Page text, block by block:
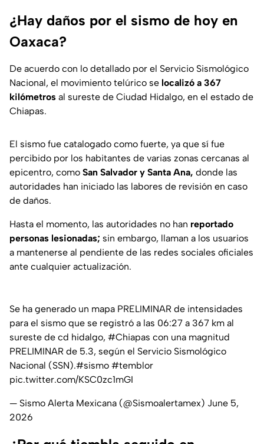
¿Hay daños por el sismo de hoy en
Oaxaca?
De acuerdo con lo detallado por el Servicio Sismológico
Nacional, el movimiento telúrico se localizó a 367
kilómetros al sureste de Ciudad Hidalgo, en el estado de
Chiapas.
El sismo fue catalogado como fuerte, ya que sí fue
percibido por los habitantes de varias zonas cercanas al
epicentro, como San Salvador y Santa Ana, donde las
autoridades han iniciado las labores de revisión en caso
de daños.
Hasta el momento, las autoridades no han reportado
personas lesionadas; sin embargo, llaman a los usuarios
a mantenerse al pendiente de las redes sociales oficiales
ante cualquier actualización.
Se ha generado un mapa PRELIMINAR de intensidades
para el sismo que se registró a las 06:27 a 367 km al
sureste de cd hidalgo, #Chiapas con una magnitud
PRELIMINAR de 5.3, según el Servicio Sismológico
Nacional (SSN).#sismo #temblor
pic.twitter.com/KSC0zc1mGI
— Sismo Alerta Mexicana (@Sismoalertamex) June 5,
2026